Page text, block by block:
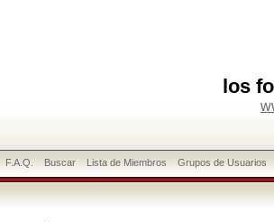
los
F.A.Q. Buscar Lista de Miembros Grupos de Usuarios